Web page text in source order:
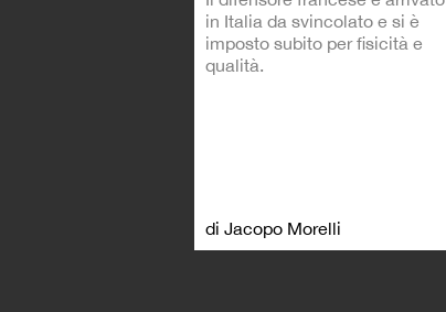
in Italia da svincolato e si è
imposto subito per fisicità e
qualità.
di Jacopo Morelli